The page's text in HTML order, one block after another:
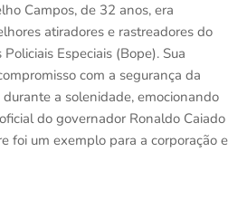
Campos, de 32 anos, era
atiradores e rastreadores do
Especiais (Bope). Sua
com a segurança da
a solenidade, emocionando
do governador Ronaldo Caiado
foi um exemplo para a corporação e